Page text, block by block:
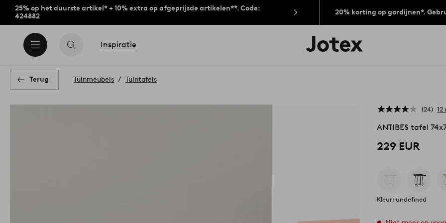
25% op het duurste artikel* + 10% extra op afgeprijsde artikelen**. Code:
424882
20% korting op gordijnen*.
Inspiratie
Jotex
logo
Terug Tuinmeubels Tuintafels
24 12
ANTIBES tafel
229 EUR
Kleur: undefined